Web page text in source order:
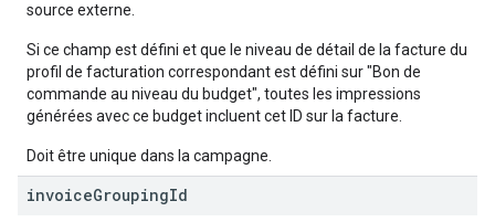
source externe.
Si ce champ est défini et que le niveau de détail de la facture du
profil de facturation correspondant est défini sur "Bon de
commande au niveau du budget", toutes les impressions
générées avec ce budget incluent cet ID sur la facture.
Doit être unique dans la campagne.
invoiceGroupingId